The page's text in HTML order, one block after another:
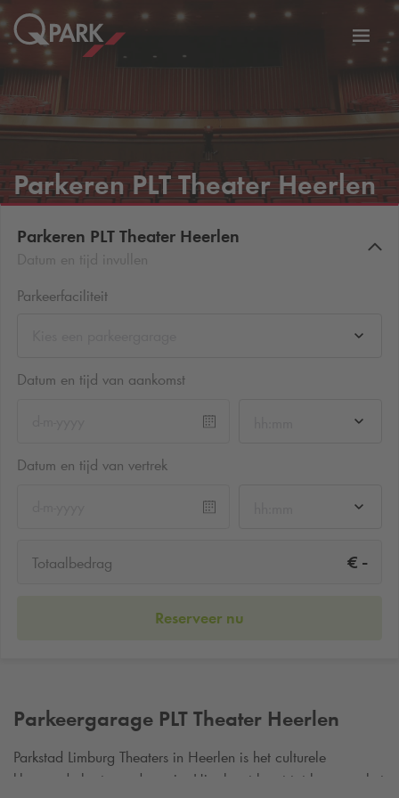
Parkeren PLT Theater Heerlen
Parkeren PLT Theater Heerlen
Parkeerfaciliteit
Datum en tijd van aankomst
Datum en tijd van vertrek
Totaalbedrag € -
Reserveer nu
Parkeergarage PLT Theater Heerlen
Parkstad Limburg Theaters in Heerlen is het culturele
kloppende hart van de regio. Hier komt kunst tot leven op het